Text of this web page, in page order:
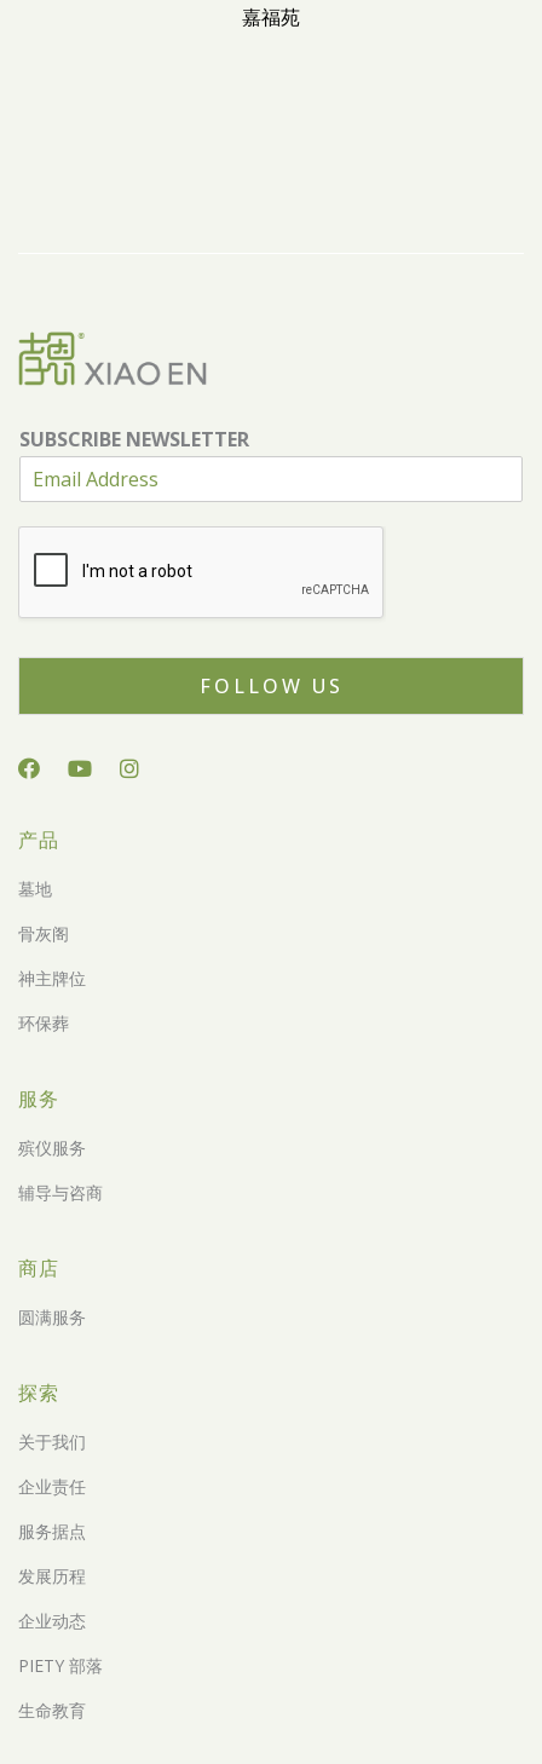
嘉福苑
SUBSCRIBE NEWSLETTER
FOLLOW US
产品
墓地
骨灰阁
神主牌位
环保葬
服务
殡仪服务
辅导与咨商
商店
圆满服务
探索
关于我们
企业责任
服务据点
发展历程
企业动态
PIETY 部落
生命教育